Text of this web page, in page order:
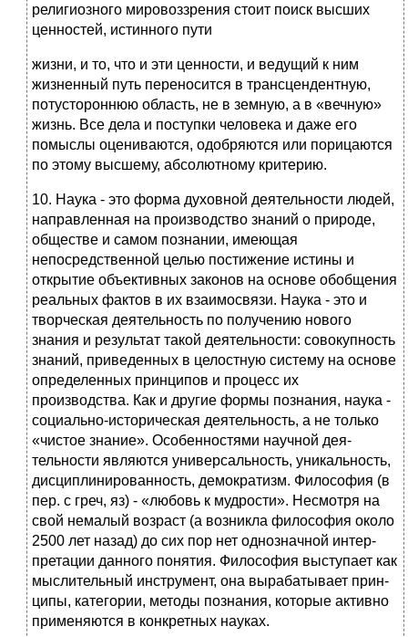
религиозного мировоззрения стоит поиск высших
ценностей, истинного пути
жизни, и то, что и эти ценности, и ведущий к ним
жизненный путь переносится в трансцендентную,
потустороннюю область, не в земную, а в «вечную»
жизнь. Все дела и поступки человека и даже его
помыслы оцениваются, одобряются или порицаются
по этому высшему, абсолютному критерию.
10. Наука - это форма духовной деятельности людей,
направленная на производство зна­ний о природе,
обществе и самом познании, имеющая
непосредственной целью по­стижение истины и
открытие объективных законов на основе обобщения
реальных фактов в их взаимо­связи. Наука - это и
творческая деятельность по получению нового
знания и резуль­тат такой деятельности: совокупность
знаний, приведенных в целостную систему на основе
определен­ных принципов и процесс их
производства. Как и другие формы познания, наука -
соци­ально-историческая деятельность, а не только
«чистое знание». Особенностями научной дея­
тельности являются универсальность, уникальность,
дисциплинированность, демо­кратизм. Философия (в
пер. с греч, яз) - «любовь к мудрости». Несмотря на
свой нема­лый возраст (а возникла философия около
2500 лет назад) до сих пор нет однозначной интер­
претации дан­ного понятия. Философия выступает как
мыслительный инструмент, она выраба­тывает прин­
ципы, категории, методы познания, которые активно
применяются в кон­кретных науках.